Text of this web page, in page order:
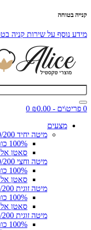
קנייה בטוחה
מידע נוסף על שירות קניה
0 פריט\ים - ₪0.00
0
מצעים
מיטה יחיד 90/200
100% כותנה
סאטן
מיטה וחצי 120/200
100% כותנה
סאטן
מיטה זוגית 160/200
100% כותנה
סאטן
מיטה זוגית 180/200
100% כותנה